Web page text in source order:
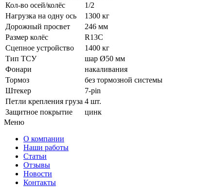
Кол-во осей/колёс
1/2
Нагрузка на одну ось
1300 кг
Дорожный просвет
246 мм
Размер колёс
R13C
Сцепное устройство
1400 кг
Тип ТСУ
шар Ø50 мм
Фонари
накаливания
Тормоз
без тормозной системы
Штекер
7-pin
Петли крепления груза 4 шт.
Защитное покрытие
цинк
Меню
О компании
Наши работы
Статьи
Отзывы
Новости
Контакты